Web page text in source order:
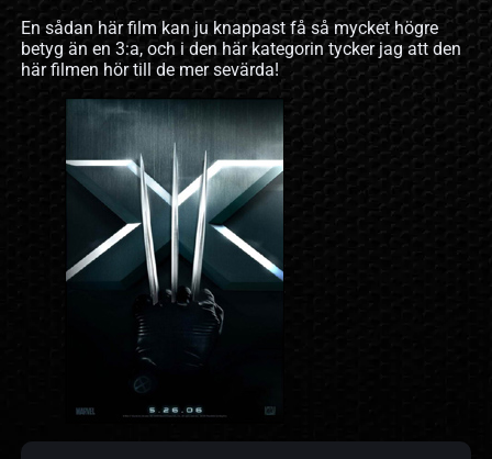
En sådan här film kan ju knappast få så mycket högre
betyg än en 3:a, och i den här kategorin tycker jag att den
här filmen hör till de mer sevärda!